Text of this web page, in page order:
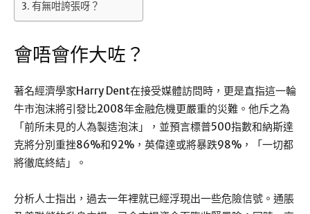
有無咁誇張呀？
會唔會作大咗？
著名經濟學家Harry Dent在接受媒體訪問時，更是直指這一輪
牛市泡沫將引發比2008年金融危機更嚴重的災難。他斥之為
「前所未見的人為製造泡沫」，並預言標普500指數和納斯達
克將分別重挫86%和92%，英偉達或將暴跌98%，「一切都
將徹底終結」。
分析人士指出，過去一年裡就已經浮現出一些危險信號。通脹